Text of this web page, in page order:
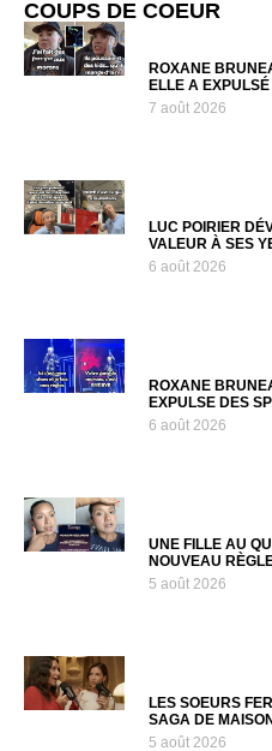
COUPS DE COEUR
ROXANE
ELLE A
7 août 2026
LUC POIRIER
VALEUR À SES
6 août 2026
ROXANE
EXPULSE DES
6 août 2026
UNE FILLE AU
NOUVEAU
5 août 2026
LES SOEURS
SAGA DE
5 août 2026